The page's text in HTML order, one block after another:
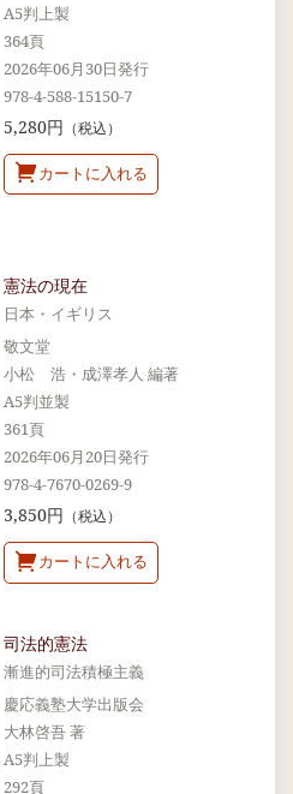
A5判上製
364頁
2026年06月30日発行
978-4-588-15150-7
5,280円 （税込）
カートに入れる
憲法の現在
日本・イギリス
敬文堂
小松 浩・成澤孝人 編著
A5判並製
361頁
2026年06月20日発行
978-4-7670-0269-9
3,850円 （税込）
カートに入れる
司法的憲法
漸進的司法積極主義
慶応義塾大学出版会
大林啓吾 著
A5判上製
292頁